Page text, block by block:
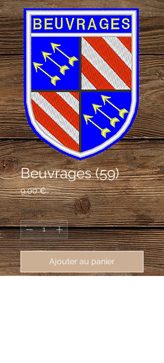
Beuvrages (59)
9,00 €Prix
Quantité *
Ajouter au panier